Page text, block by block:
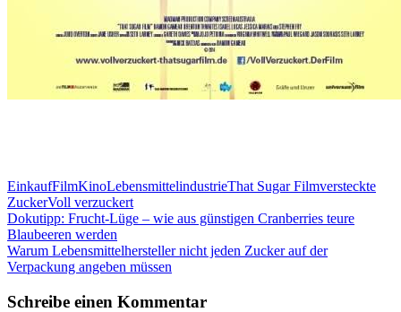
EinkaufFilmKinoLebensmittelindustrieThat Sugar Filmversteckte
ZuckerVoll verzuckert
Beitragsnavigation
Dokutipp: Frucht-Lüge – wie aus günstigen Cranberries teure
Blaubeeren werden
Warum Lebensmittelhersteller nicht jeden Zucker auf der
Verpackung angeben müssen
Schreibe einen Kommentar